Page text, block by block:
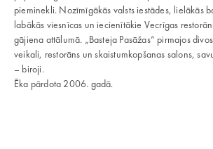
pieminekli. Nozīmīgākās valsts iestādes, lielākās
labākās viesnīcas un iecienītākie Vecrīgas
gājiena attālumā. „Basteja Pasāžas” pirmajos
veikali, restorāns un skaistumkopšanas salons,
– biroji.
Ēka pārdota 2006. gadā.